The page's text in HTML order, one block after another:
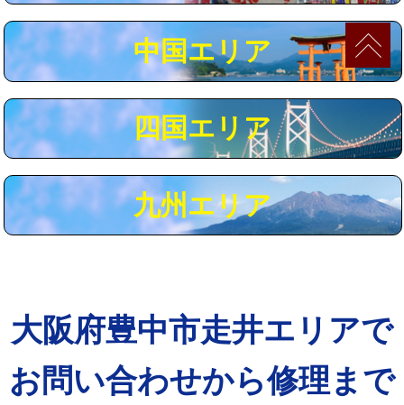
モルタル補修（厚さ10㎝まで）
モルタル補修（厚さ10㎝超え） 38,500円
追加人工 16,500円
廃棄・処分 現場見積
※給水管工事は20mmまでの価格です。
中国エリア
四国エリア
九州エリア
大阪府豊中市走井エリアで
お問い合わせから修理まで